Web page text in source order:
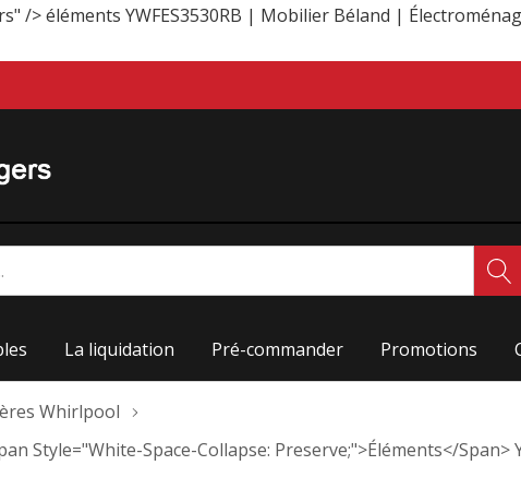
/>éléments YWFES3530RB | Mobilier Béland |
La liquidation Pré-commander Promotions
Whirlpool
Style="white-Space-Collapse: Preserve;">éléments</span>